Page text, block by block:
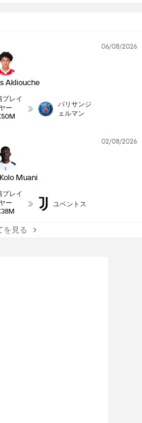
Akliouche
06/08/2026
プレイ
ー
パリサンジ
ェルマン
Muani
02/08/2026
プレイ
ー
ユベントス
を見る